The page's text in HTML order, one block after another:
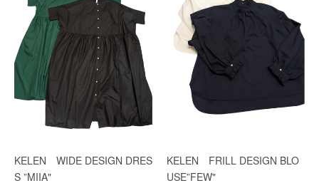
KELEN WIDE DESIGN DRES
S ”MIIA"
KELEN FRILL DESIGN BLO
USE”FEW"